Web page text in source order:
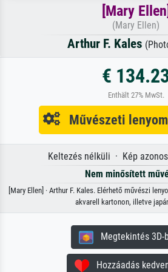
[Mary Ellen]
(Mary Ellen)
Arthur F. Kales
€
Enthält 27% MwSt.
Művészeti
Keltezés nélküli · Kép
Nem minősített
[Mary Ellen] · Arthur F. Kales. Elérhető művészi
akvarell kartonon, illetve
Megtekintés 3D-
Hozzáadás